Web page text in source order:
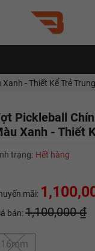
- Thiết Kể Trẻ
Pickleball
Xanh - Thiết
trạng: Hết hàng
mãi:
bán:1,100,000 ₫
16mm